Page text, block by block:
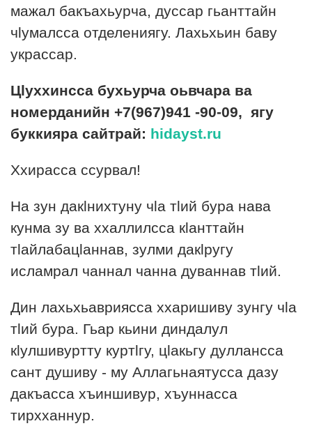
мажал бакъахьурча, дуссар гьанттайн
чlумалсса отделениягу. Лахьхьин баву
украссар.
Цlуххинсса бухьурча оьвчара ва
номерданийн +7(967)941 -90-09, ягу
буккияра сайтрай: hidayst.ru
Ххирасса ссурвал!
На зун дакlнихтуну чlа тlий бура нава
кунма зу ва ххаллилсса кlанттайн
тlайлабацlаннав, зулми дакlругу
исламрал чаннал чанна дуваннав тlий.
Дин лахьхьавриясса ххаришиву зунгу чlа
тlий бура. Гьар кьини диндалул
кlулшивуртту куртlгу, цlакьгу дуллансса
сант душиву - му Аллагьнаятусса дазу
дакъасса хъиншивур, хъуннасса
тирхханнур.